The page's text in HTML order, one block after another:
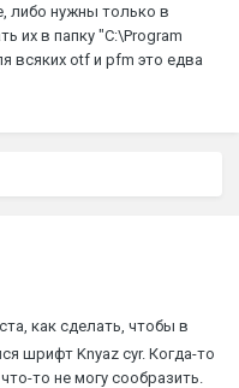
либо нужны только в
их в папку "C:\Program
всяких otf и pfm это едва
как сделать, чтобы в
шрифт Knyaz cyr. Когда-то
то не могу сообразить.